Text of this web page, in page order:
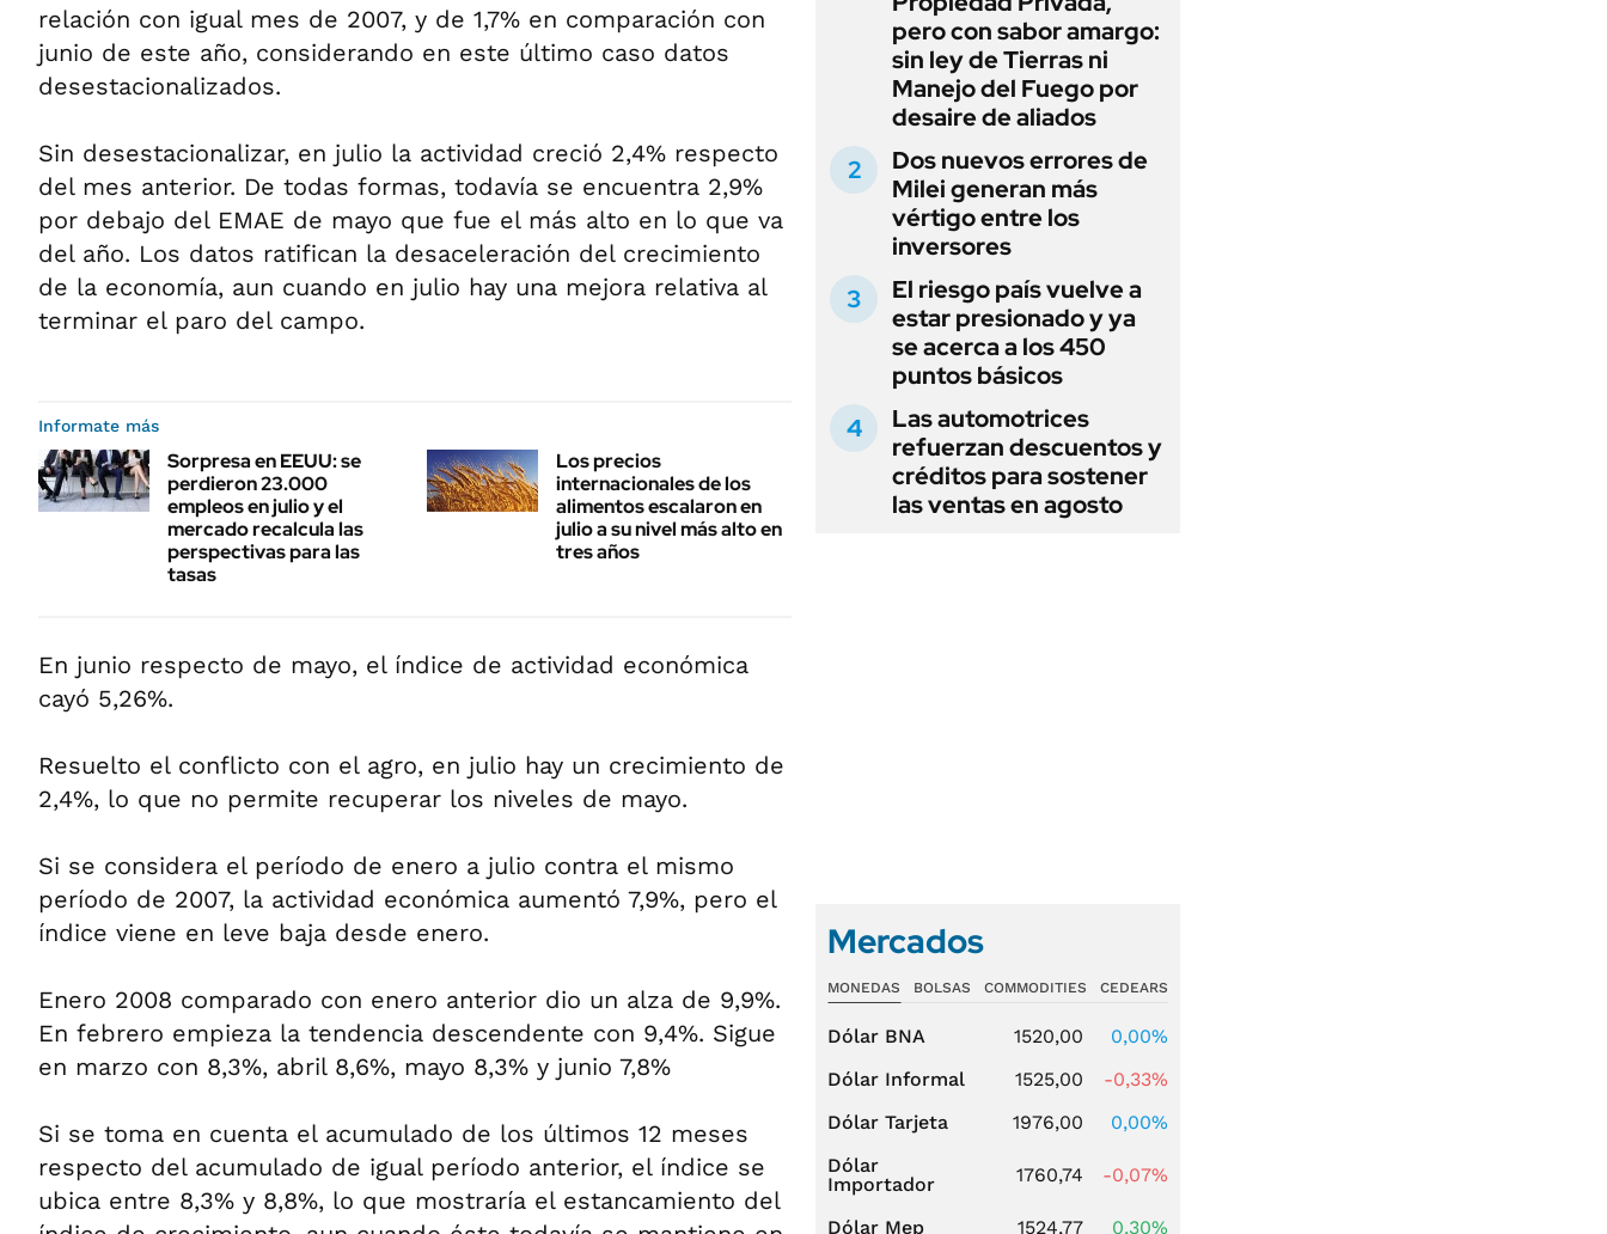
relación con igual mes de 2007, y de 1,7% en comparación con
junio de este año, considerando en este último caso datos
desestacionalizados.
Sin desestacionalizar, en julio la actividad creció 2,4% respecto
del mes anterior. De todas formas, todavía se encuentra 2,9%
por debajo del EMAE de mayo que fue el más alto en lo que va
del año. Los datos ratifican la desaceleración del crecimiento
de la economía, aun cuando en julio hay una mejora relativa al
terminar el paro del campo.
Informate más
Sorpresa en EEUU: se
perdieron 23.000
empleos en julio y el
mercado recalcula las
perspectivas para las
tasas
Los precios
internacionales de los
alimentos escalaron en
julio a su nivel más alto en
tres años
En junio respecto de mayo, el índice de actividad económica
cayó 5,26%.
Resuelto el conflicto con el agro, en julio hay un crecimiento de
2,4%, lo que no permite recuperar los niveles de mayo.
Si se considera el período de enero a julio contra el mismo
período de 2007, la actividad económica aumentó 7,9%, pero el
índice viene en leve baja desde enero.
Enero 2008 comparado con enero anterior dio un alza de 9,9%.
En febrero empieza la tendencia descendente con 9,4%. Sigue
en marzo con 8,3%, abril 8,6%, mayo 8,3% y junio 7,8%
Si se toma en cuenta el acumulado de los últimos 12 meses
respecto del acumulado de igual período anterior, el índice se
ubica entre 8,3% y 8,8%, lo que mostraría el estancamiento del
pero con sabor amargo:
sin ley de Tierras ni
Manejo del Fuego por
desaire de aliados
Dos nuevos errores de
Milei generan más
vértigo entre los
inversores
El riesgo país vuelve a
estar presionado y ya
se acerca a los 450
puntos básicos
Las automotrices
refuerzan descuentos y
créditos para sostener
las ventas en agosto
Mercados
MONEDAS BOLSAS COMMODITIES CEDEARS
Dólar BNA 1520,00
0,00%
Dólar Informal
1525,00
-0,33%
Dólar Tarjeta
1976,00
0,00%
Dólar
Importador
1760,74 -0,07%
Dólar Mep 1524,77
0,30%